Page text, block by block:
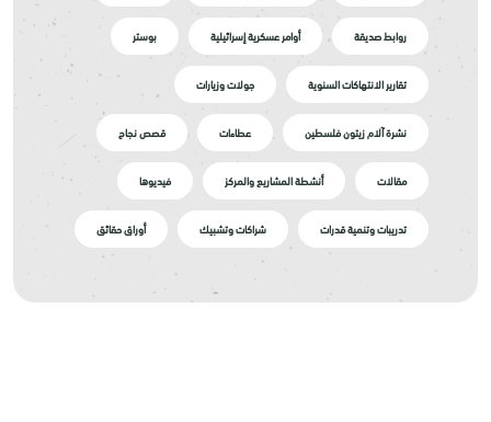
روابط صديقة أوامر عسكرية إسرائيلية بوستر
تقارير الانتهاكات السنوية جولات وزيارات
نشرة آلام زيتون فلسطين عطاءات قصص نجاح
مقالات أنشطة المشاريع والمركز فيديوها
تدريبات وتنمية قدرات شراكات وتشبيك أوراق حقائق